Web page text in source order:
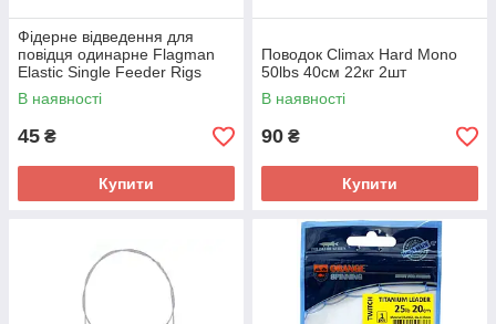
Фiдерне вiдведення для
повiдця одинарне Flagman
Elastic Single Feeder Rigs
Hard 12см
В наявності
45 ₴
Купити
Поводок Climax Hard Mono
50lbs 40см 22кг 2шт
В наявності
90 ₴
Купити